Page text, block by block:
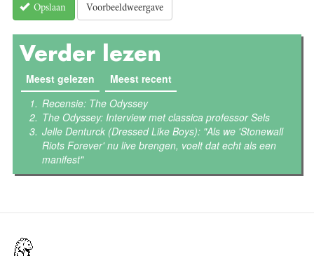
Opslaan Voorbeeldweergave
Verder lezen
Meest gelezen (actieve tabblad)
Meest recent
Recensie: The Odyssey
The Odyssey: Interview met classica professor Sels
Jelle Denturck (Dressed Like Boys): "Als we 'Stonewall
Riots Forever' nu live brengen, voelt dat echt als een
manifest"